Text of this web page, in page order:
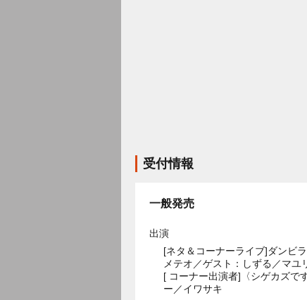
受付情報
一般発売
出演
[ネタ＆コーナーライブ]ダンビ
メテオ／ゲスト：しずる／マユ
[ コーナー出演者]〈シゲカズで
ー／イワサキ